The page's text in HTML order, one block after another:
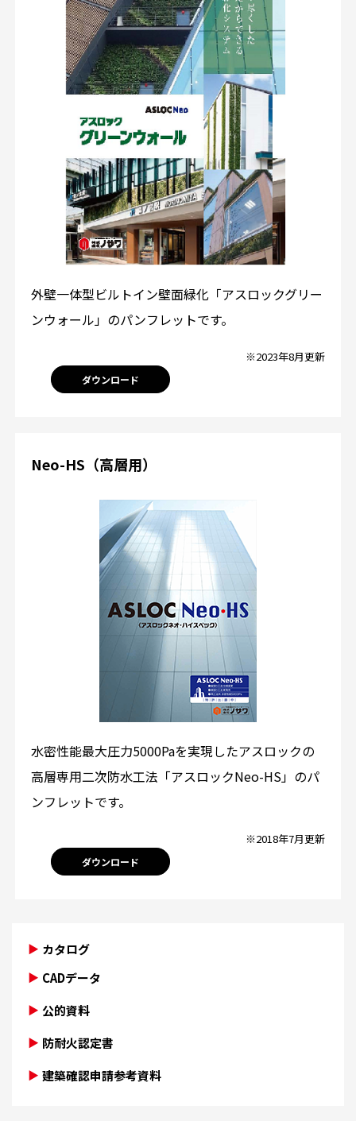
外壁一体型ビルトイン壁面緑化「アスロックグリー
ンウォール」のパンフレットです。
※2023年8月更新
ダウンロード
Neo-HS（高層用）
水密性能最大圧力5000Paを実現したアスロックの
高層専用二次防水工法「アスロックNeo-HS」のパ
ンフレットです。
※2018年7月更新
ダウンロード
カタログ
CADデータ
公的資料
防耐火認定書
建築確認申請参考資料